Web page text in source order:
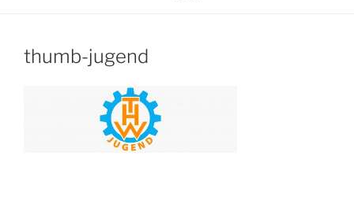
thumb-jugend